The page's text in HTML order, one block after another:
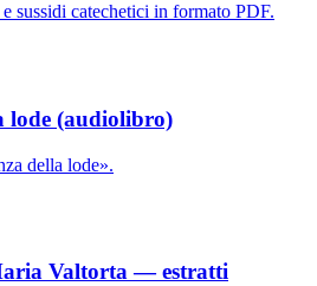
sussidi catechetici in formato PDF.
lode (audiolibro)
della lode».
Valtorta — estratti